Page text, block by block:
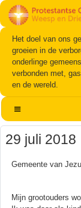
Het doel van ons
groeien in de
onderlinge
verbonden met,
en de wereld.
29 juli 2018
Gemeente van
Mijn grootouders